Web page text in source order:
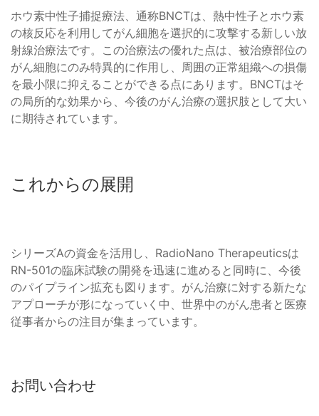
ホウ素中性子捕捉療法、通称BNCTは、熱中性子とホウ素
の核反応を利用してがん細胞を選択的に攻撃する新しい放
射線治療法です。この治療法の優れた点は、被治療部位の
がん細胞にのみ特異的に作用し、周囲の正常組織への損傷
を最小限に抑えることができる点にあります。BNCTはそ
の局所的な効果から、今後のがん治療の選択肢として大い
に期待されています。
これからの展開
シリーズAの資金を活用し、RadioNano Therapeuticsは
RN-501の臨床試験の開発を迅速に進めると同時に、今後
のパイプライン拡充も図ります。がん治療に対する新たな
アプローチが形になっていく中、世界中のがん患者と医療
従事者からの注目が集まっています。
お問い合わせ